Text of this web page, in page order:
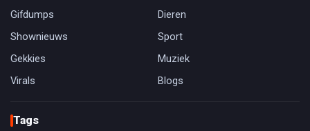
Gifdumps
Dieren
Shownieuws
Sport
Gekkies
Muziek
Virals
Blogs
Tags